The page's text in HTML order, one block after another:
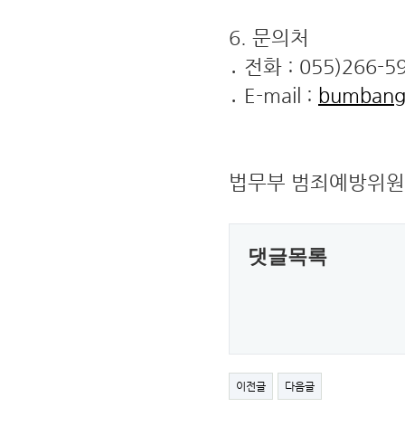
6. 문의처
․ 전화 : 055)266-
․ E-mail :
법무부 범죄예방위
댓글목록
이전글 다음글